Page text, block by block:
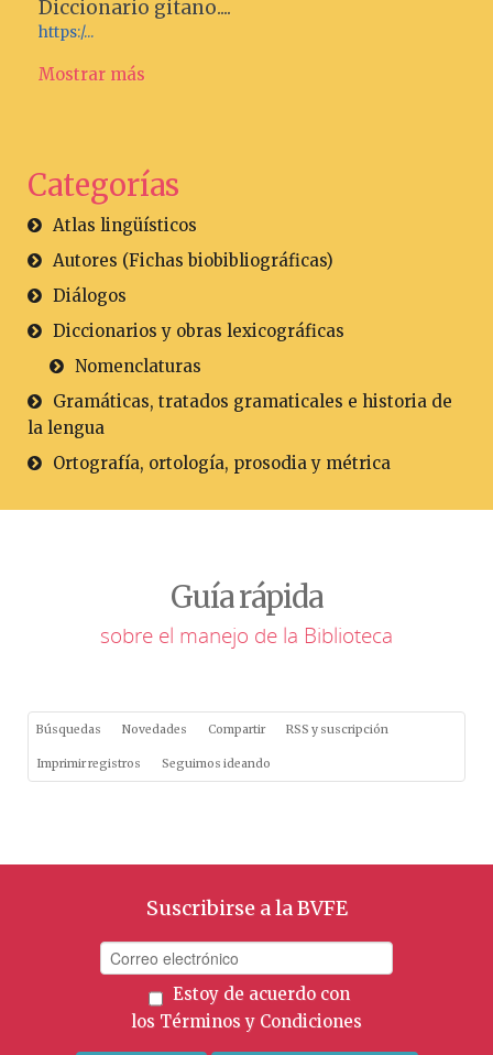
Diccionario gitano....
https:/...
Mostrar más
Categorías
Atlas lingüísticos
Autores (Fichas biobibliográficas)
Diálogos
Diccionarios y obras lexicográficas
Nomenclaturas
Gramáticas, tratados gramaticales e historia de
la lengua
Ortografía, ortología, prosodia y métrica
Guía rápida
sobre el manejo de la Biblioteca
Búsquedas Novedades Compartir RSS y suscripción
Imprimir registros Seguimos ideando
Suscribirse a la BVFE
Estoy de acuerdo con
los Términos y Condiciones